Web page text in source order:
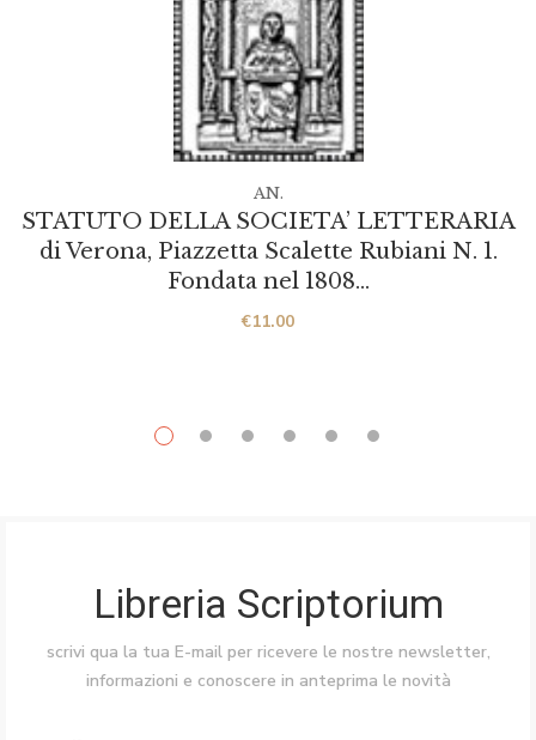
STATUTO DELLA SOCIETA’ LETTERARIA
di Verona, Piazzetta Scalette Rubiani N. 1.
Fondata nel 1808…
€11.00
AN.
Libreria Scriptorium
scrivi qua la tua E-mail per ricevere le nostre newsletter,
informazioni e conoscere in anteprima le novità